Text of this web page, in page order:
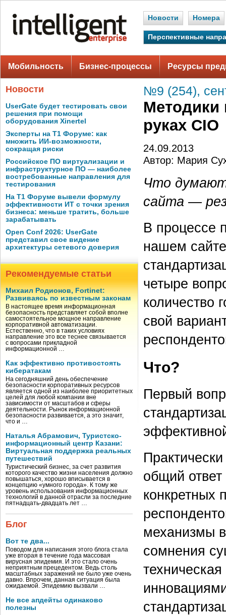
Новости Номера
Перспективные
Мобильность Бизнес-процессы Ресурсы
Новости
UserGate будет тестировать свои
решения при помощи
оборудования Xinertel
Эксперты на Т1 Форуме: как
множить ИИ-возможности,
сокращая риски
Российское ПО виртуализации и
инфраструктурное ПО — наиболее
востребованные направления для
тестирования
На Т1 Форуме вывели формулу
эффективности ИТ с точки зрения
бизнеса: меньше тратить, больше
зарабатывать
Open Conf 2026: UserGate
представил свое видение
архитектуры сетевого доверия
Рекомендуемые статьи
Михаил Родионов, Fortinet:
Развиваясь по известным законам
В настоящее время информационная
безопасность представляет собой вполне
самостоятельное мощное направление
корпоративной автоматизации.
Естественно, что в таких условиях
направление это все теснее связывается
с вопросами прикладной
информационной …
Как эффективно противостоять
кибератакам
На сегодняшний день обеспечение
безопасности корпоративных ресурсов
является одной из наиболее приоритетных
целей для любой компании вне
зависимости от масштабов и сферы
деятельности. Рынок информационной
безопасности развивается, а это значит,
что и …
Наталья Абрамович, Туристско-
информационный центр Казани:
Виртуальная поддержка реальных
путешествий
Туристический бизнес, за счет развития
которого качество жизни населения должно
повышаться, хорошо вписывается в
концепцию «умного города». К тому же
уровень использования информационных
технологий в данной отрасли за последние
пятнадцать-двадцать лет …
Блог
Вот те два...
Поводом для написания этого блога стала
уже вторая в течение года массовая
вирусная эпидемия. И это стало очень
неприятным прецедентом. Ведь столь
масштабных заражений не было уже очень
давно. Впрочем, данная ситуация была
ожидаемой. Эпидемию вызвали …
Не все апдейты одинаково
полезны
№9 (254),
Методики
руках CIO
24.09.2013
Автор: Мария
Что
сайта —
В процессе
нашем
четыре
количество
свой
Что?
Первый
общий
конкретных
механизмы
сомнения